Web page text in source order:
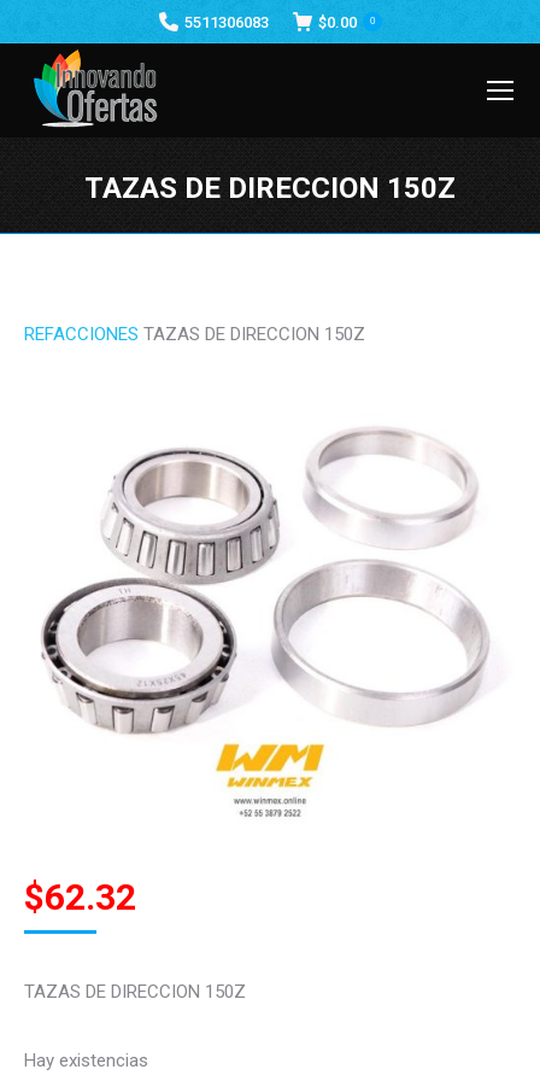
5511306083 $0.00 0
TAZAS DE DIRECCION 150Z
REFACCIONES TAZAS DE DIRECCION 150Z
$62.32
TAZAS DE DIRECCION 150Z
Hay existencias